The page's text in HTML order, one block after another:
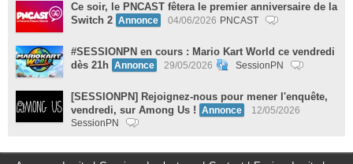
Ce soir, le PNCAST fêtera le premier anniversaire de la
Switch 2 Annonce 04/06/2026 PNCAST
#SESSIONPN en cours : Mario Kart World ce vendredi
dès 21h Annonce 29/05/2026 SessionPN
[SESSIONPN] Rejoignez-nous pour mener l'enquête,
vendredi, sur Among Us !
Annonce
12/05/2026
SessionPN